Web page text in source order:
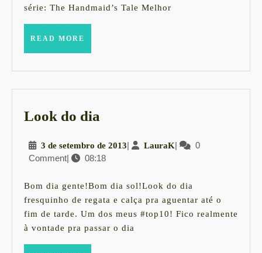
OS
VENCEDORES
série: The Handmaid’s Tale Melhor
READ MORE
Look do dia
dia
3 de setembro de 20133
de
2013
| LauraKLauraK
|
0
Comment| 08:18
Bom dia gente!Bom dia sol!Look do dia
fresquinho de regata e calça pra aguentar até o
fim de tarde. Um dos meus #top10! Fico realmente
à vontade pra passar o dia